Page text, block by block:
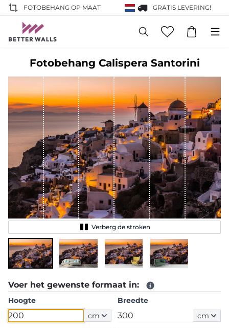
FOTOBEHANG OP MAAT GRATIS LEVERING!
Fotobehang Calispera Santorini
Verberg de stroken
Voer het gewenste formaat in:
Hoogte
cm
Breedte
cm